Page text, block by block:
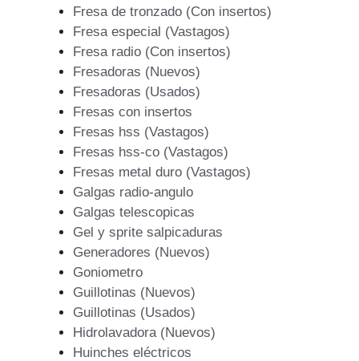
Fresa de tronzado (Con insertos)
Fresa especial (Vastagos)
Fresa radio (Con insertos)
Fresadoras (Nuevos)
Fresadoras (Usados)
Fresas con insertos
Fresas hss (Vastagos)
Fresas hss-co (Vastagos)
Fresas metal duro (Vastagos)
Galgas radio-angulo
Galgas telescopicas
Gel y sprite salpicaduras
Generadores (Nuevos)
Goniometro
Guillotinas (Nuevos)
Guillotinas (Usados)
Hidrolavadora (Nuevos)
Huinches eléctricos